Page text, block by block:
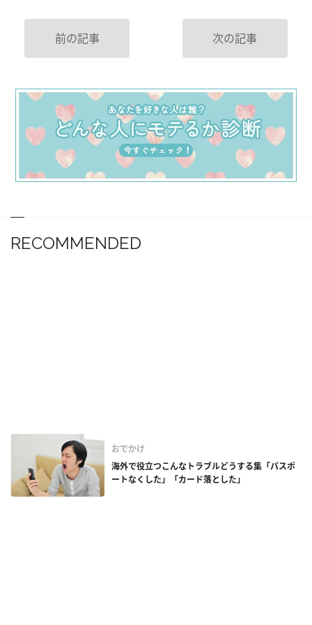
前の記事 次の記事
RECOMMENDED
おでかけ
海外で役立つこんなトラブルどうする集「パスポ
ートなくした」「カード落とした」